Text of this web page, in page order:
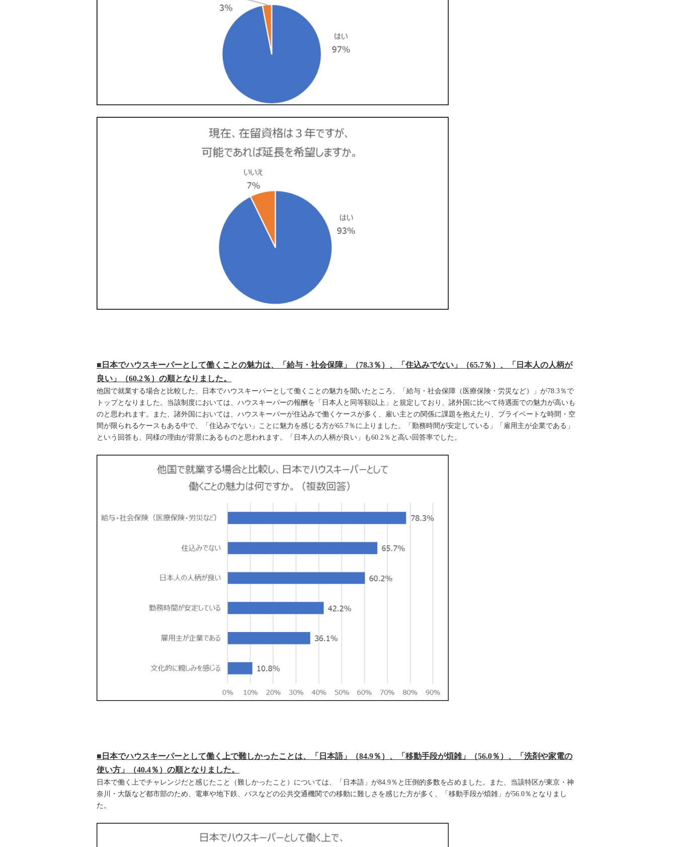
■日本でハウスキーパーとして働くことの魅力は、「給与・社会保障」（78.3％）、「住込みでない」（65.7％）、「日本人の人柄が
良い」（60.2％）の順となりました。
他国で就業する場合と比較した、日本でハウスキーパーとして働くことの魅力を聞いたところ、「給与・社会保障（医療保険・労災など）」が78.3％で
トップとなりました。当該制度においては、ハウスキーパーの報酬を「日本人と同等額以上」と規定しており、諸外国に比べて待遇面での魅力が高いも
のと思われます。また、諸外国においては、ハウスキーパーが住込みで働くケースが多く、雇い主との関係に課題を抱えたり、プライベートな時間・空
間が限られるケースもある中で、「住込みでない」ことに魅力を感じる方が65.7％に上りました。「勤務時間が安定している」「雇用主が企業である」
という回答も、同様の理由が背景にあるものと思われます。「日本人の人柄が良い」も60.2％と高い回答率でした。
■日本でハウスキーパーとして働く上で難しかったことは、「日本語」（84.9％）、「移動手段が煩雑」（56.0％）、「洗剤や家電の
使い方」（40.4％）の順となりました。
日本で働く上でチャレンジだと感じたこと（難しかったこと）については、「日本語」が84.9％と圧倒的多数を占めました。また、当該特区が東京・神
奈川・大阪など都市部のため、電車や地下鉄、バスなどの公共交通機関での移動に難しさを感じた方が多く、「移動手段が煩雑」が56.0％となりまし
た。